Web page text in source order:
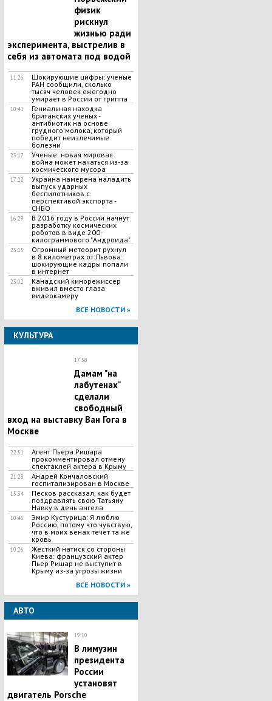
физик
рискнул
жизнью ради
эксперимента, выстрелив в
себя из автомата под водой
11:26
Шокирующие цифры: ученые
РАН сообщили, сколько
тысяч человек ежегодно
умирает в России от гриппа
10:41
Гениальная находка
британских ученых -
антибиотик на основе
грудного молока, который
победит неизлечимые
болезни
23:17
Ученые: новая мировая
война может начаться из-за
космического мусора
17:22
Украина намерена наладить
выпуск ударных
беспилотников с
перспективой экспорта -
СНБО
16:29
В 2016 году в России начнут
разработку космических
роботов в виде 200-
килограммового "Андроида"
23:15
Огромный метеорит рухнул
в 8 километрах от Львова:
шокирующие кадры попали
в интернет
23:02
Канадский кинорежиссер
вживил вместо глаза
видеокамеру
ВСЕ НОВОСТИ »
КУЛЬТУРА
17:58
Дамам "на
лабутенах"
сделали
свободный
вход на выставку Ван Гога в
Москве
22:51
Агент Пьера Ришара
прокомментировал отмену
спектаклей актера в Крыму
21:28
Андрей Кончаловский
госпитализирован в Москве
15:34
Песков рассказал, как будет
поздравлять свою Татьяну
Навку в день ангела
10:46
Эмир Кустурица: Я люблю
Россию, потому что чувствую,
что в моих венах течет та же
кровь
10:26
Жесткий натиск со стороны
Киева: французский актер
Пьер Ришар не выступит в
Крыму из-за угрозы жизни
ВСЕ НОВОСТИ »
АВТО
19:10
В лимузин
президента
России
установят
двигатель Porsche